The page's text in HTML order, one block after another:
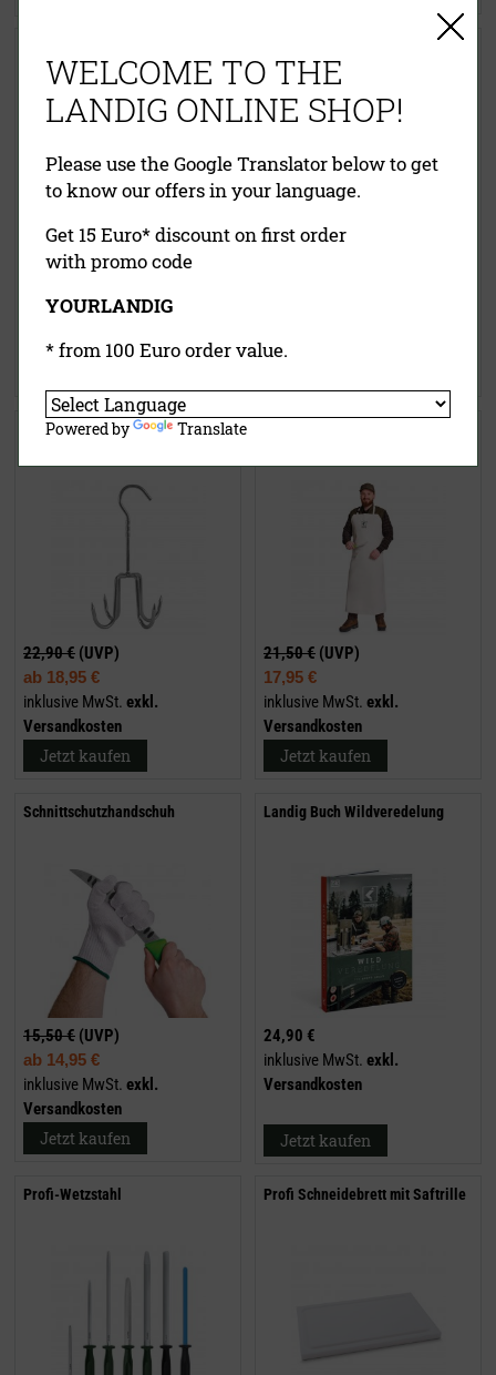
21,90 €(UVP)
inklusive MwSt.exkl.
Versandkosten
Versandkosten
Spezial-Drehhaken (4-fach)
22,90 € (UVP)
ab 18,95 €
inklusive MwSt. exkl.
Versandkosten
Jetzt kaufen
21,50 € (UVP)
17,95 €
inklusive MwSt. exkl.
Versandkosten
Jetzt kaufen
Schnittschutzhandschuh
15,50 € (UVP)
ab 14,95 €
inklusive MwSt. exkl.
Versandkosten
Jetzt kaufen
Landig Buch Wildveredelung
24,90 €
inklusive MwSt. exkl.
Versandkosten
Jetzt kaufen
Profi-Wetzstahl Profi Schneidebrett mit Saftrille
WELCOME TO THE
LANDIG ONLINE SHOP!
Please use the Google Translator below to get
to know our offers in your language.
Get 15 Euro* discount on first order
with promo code
YOURLANDIG
* from 100 Euro order value.
Powered by Translate